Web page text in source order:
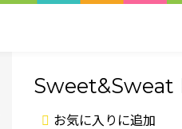
Sweet&Sweat
お気に入りに追加